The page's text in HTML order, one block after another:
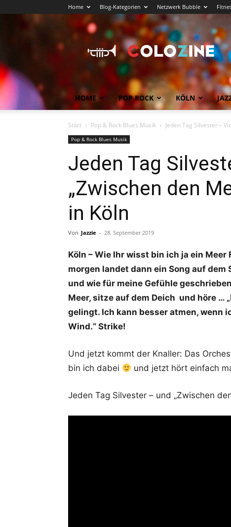
Home Blog-Kategorien Netzwerk Bubble
Köln
News
COLOZINE
Magazin
HOME POP ROCK KÖLN
Start Pop & Rock Blues Musik Jeden Tag Silvester –
Pop & Rock Blues Musik
Jeden Tag
„Zwischen den
in Köln
Von Jazzie - 28. September 2019
Köln – Wie Ihr wisst bin ich ja ein
morgen landet dann ein Song auf
und wie für meine Gefühle
Meer, sitze auf dem Deich und höre …
gelingt. Ich kann besser atmen, wenn
Wind.“ Strike!
Und jetzt kommt der Knaller: Das
bin ich dabei
und jetzt hört einfach
Jeden Tag Silvester – und „Zwischen